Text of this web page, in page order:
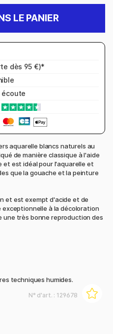
LE PANIER
dès 95 €)*
écoute
aquarelle blancs naturels au
de manière classique à l'aide
et est idéal pour l'aquarelle et
que la gouache et la peinture
et est exempt d'acide et de
à la décoloration
une très bonne reproduction des
techniques humides.
N° d'art. : 129678